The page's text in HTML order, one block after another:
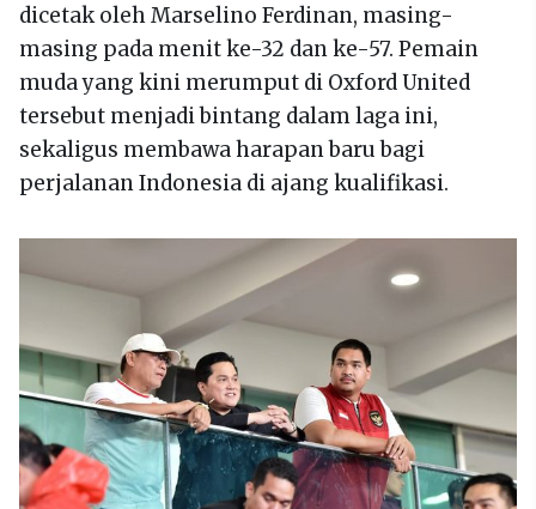
dicetak oleh Marselino Ferdinan, masing-
masing pada menit ke-32 dan ke-57. Pemain
muda yang kini merumput di Oxford United
tersebut menjadi bintang dalam laga ini,
sekaligus membawa harapan baru bagi
perjalanan Indonesia di ajang kualifikasi.